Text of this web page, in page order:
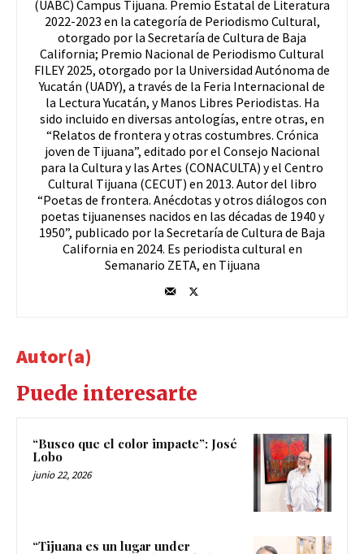
(UABC) Campus Tijuana. Premio Estatal de Literatura
2022-2023 en la categoría de Periodismo Cultural,
otorgado por la Secretaría de Cultura de Baja
California; Premio Nacional de Periodismo Cultural
FILEY 2025, otorgado por la Universidad Autónoma de
Yucatán (UADY), a través de la Feria Internacional de
la Lectura Yucatán, y Manos Libres Periodistas. Ha
sido incluido en diversas antologías, entre otras, en
“Relatos de frontera y otras costumbres. Crónica
joven de Tijuana”, editado por el Consejo Nacional
para la Cultura y las Artes (CONACULTA) y el Centro
Cultural Tijuana (CECUT) en 2013. Autor del libro
“Poetas de frontera. Anécdotas y otros diálogos con
poetas tijuanenses nacidos en las décadas de 1940 y
1950”, publicado por la Secretaría de Cultura de Baja
California en 2024. Es periodista cultural en
Semanario ZETA, en Tijuana
Autor(a)
Puede interesarte
“Busco que el color impacte”: José
Lobo
junio 22, 2026
“Tijuana es un lugar under